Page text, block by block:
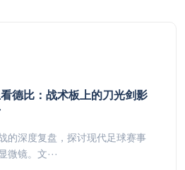
德比：战术板上的刀光剑影
的深度复盘，探讨现代足球赛事
微镜。文···